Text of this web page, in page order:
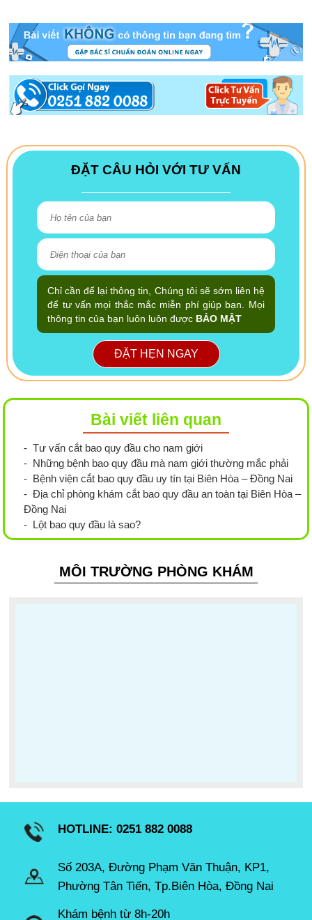
ĐẶT CÂU HỎI VỚI TƯ VẤN
Chỉ cần để lại thông tin, Chúng tôi sẽ sớm liên hệ
để tư vấn mọi thắc mắc miễn phí giúp bạn. Mọi
thông tin của bạn luôn luôn được BẢO MẬT
ĐẶT HẸN NGAY
Bài viết liên quan
- Tư vấn cắt bao quy đầu cho nam giới
- Những bệnh bao quy đầu mà nam giới thường mắc phải
- Bệnh viện cắt bao quy đầu uy tín tại Biên Hòa – Đồng Nai
- Địa chỉ phòng khám cắt bao quy đầu an toàn tại Biên Hòa –
Đồng Nai
- Lột bao quy đầu là sao?
MÔI TRƯỜNG PHÒNG KHÁM
HOTLINE: 0251 882 0088
Số 203A, Đường Phạm Văn Thuận, KP1,
Phường Tân Tiến, Tp.Biên Hòa, Đồng Nai
Khám bệnh từ 8h-20h